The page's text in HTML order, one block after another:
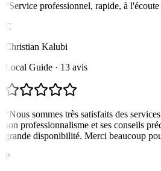
“Service professionnel, rapide, à
C
Christian Kalubi
Local Guide · 13 avis
“Nous sommes très satisfaits des
son professionnalisme et ses conseils
grande disponibilité. Merci beaucoup
P